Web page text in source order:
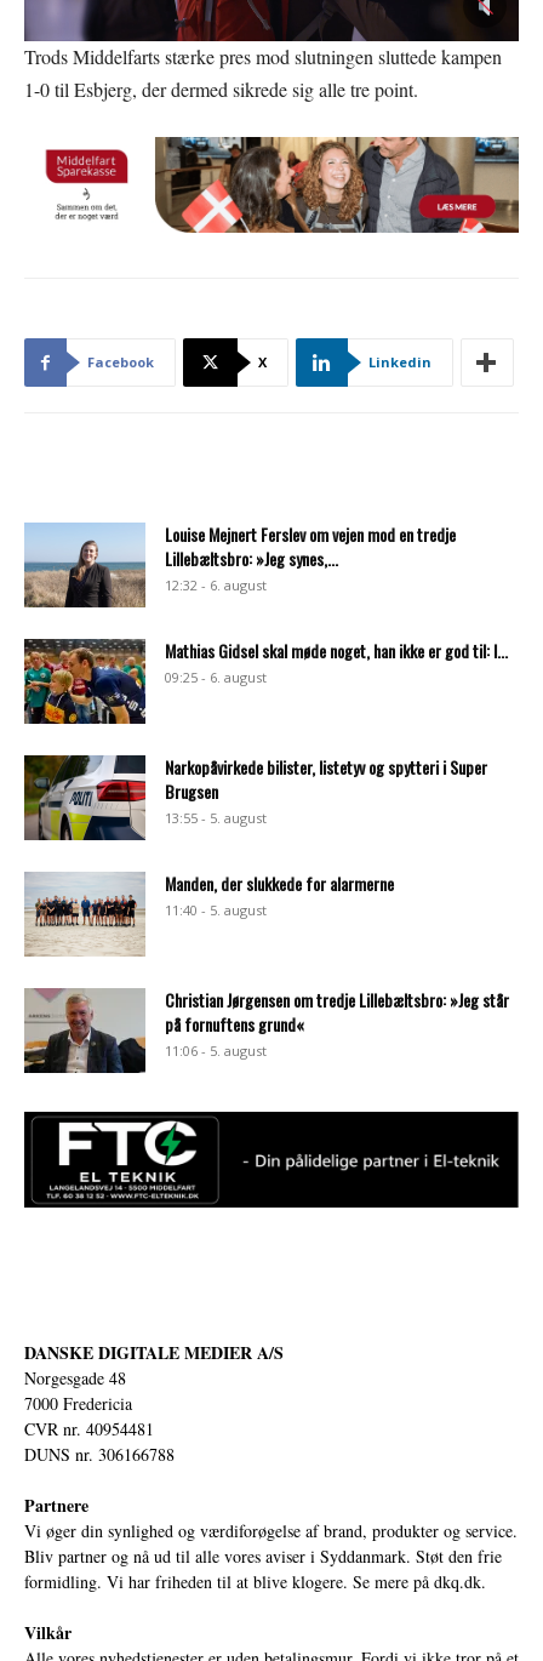
Trods Middelfarts stærke pres mod slutningen sluttede kampen
1-0 til Esbjerg, der dermed sikrede sig alle tre point.
Facebook X Linkedin
Louise Mejnert Ferslev om vejen mod en tredje
Lillebæltsbro: »Jeg synes,...
12:32 - 6. august
Mathias Gidsel skal møde noget, han ikke er god til: I...
09:25 - 6. august
Narkopåvirkede bilister, listetyv og spytteri i Super
Brugsen
13:55 - 5. august
Manden, der slukkede for alarmerne
11:40 - 5. august
Christian Jørgensen om tredje Lillebæltsbro: »Jeg står
på fornuftens grund«
11:06 - 5. august
DANSKE DIGITALE MEDIER A/S
Norgesgade 48
7000 Fredericia
CVR nr. 40954481
DUNS nr. 306166788
Partnere
Vi øger din synlighed og værdiforøgelse af brand, produkter og service.
Bliv partner og nå ud til alle vores aviser i Syddanmark. Støt den frie
formidling. Vi har friheden til at blive klogere. Se mere på dkq.dk.
Vilkår